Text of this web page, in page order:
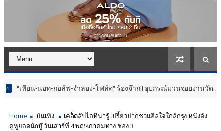
กอล์ฟ-จำลอง-โฟล์ค” ร้องจ๊าก!! อุปกรณ์ม่วนจอยงานวัด.. ทำชีวิตสุดปั่นป่วน
Home บันเทิง
เคล็ดลับไอทีน่ารู้ เปรี้ยวปากชวนฮีลใจใกล้กรุง หนังดัง
คู่หูยอดนักบู๊ วันเสาร์ที่ 4 พฤษภาคมทาง ช่อง 3